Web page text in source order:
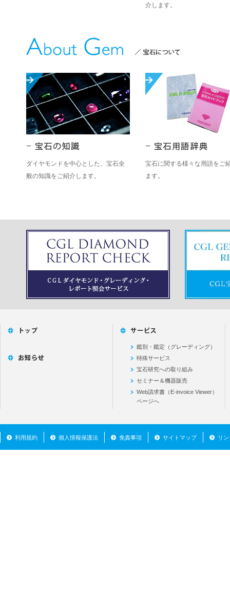
介します。
ダイヤモンドを中心とした、宝石全
般の知識をご紹介します。
宝石に関する様々な用語をご
ます。
鑑別・鑑定（グレーディング）
特殊サービス
宝石研究への取り組み
セミナー＆機器販売
Web請求書（E-invoice Viewer）
ページへ
利用規約 個人情報保護法 免責事項 サイトマップ リ